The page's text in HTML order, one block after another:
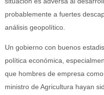
probablemente a fuertes
análisis geopolítico.
Un gobierno con buenos
política económica,
que hombres de empresa
ministro de Agricultura hayan